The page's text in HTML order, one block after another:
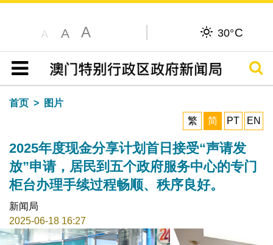
A A A 30°C
目录
搜寻
首页
图片
繁
简 PT EN
2025年度现金分享计划首日接受“声请发
放”申请，居民到五个政府服务中心的专门
柜台办理手续过程畅顺、秩序良好。
新闻局
2025-06-18 16:27